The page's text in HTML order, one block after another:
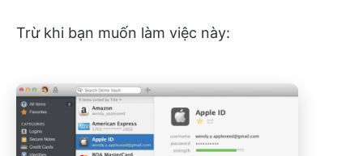
Trừ khi bạn muốn làm việc này: